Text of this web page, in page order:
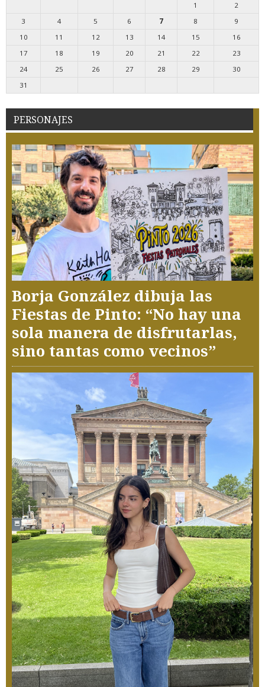
1
2
3
4 5 6 7 8
9
10
11 12 13 14 15
16
17
18 19 20 21 22
23
24
25 26 27 28 29
30
31
PERSONAJES
Borja González dibuja las
Fiestas de Pinto: “No hay una
sola manera de disfrutarlas,
sino tantas como vecinos”